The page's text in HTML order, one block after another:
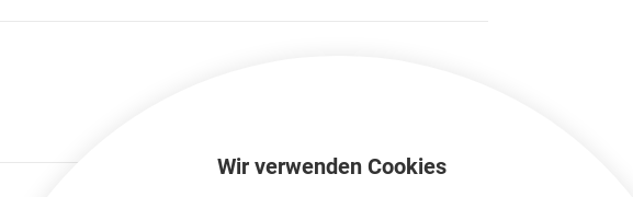
Wir verwenden Cookies